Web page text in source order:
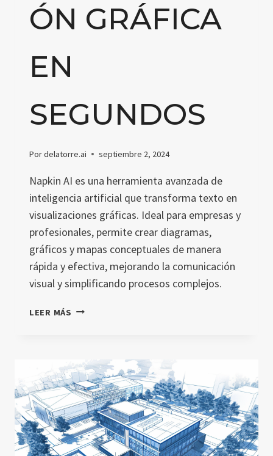
ÓN GRÁFICA
EN
SEGUNDOS
Pordelatorre.ai septiembre 2, 2024
Napkin AI es una herramienta avanzada de
inteligencia artificial que transforma texto en
visualizaciones gráficas. Ideal para empresas y
profesionales, permite crear diagramas,
gráficos y mapas conceptuales de manera
rápida y efectiva, mejorando la comunicación
visual y simplificando procesos complejos.
LEER MÁS NAPKIN
A
LA
VISUALIZACIÓN
GRÁFICA
EN
SEGUNDOS